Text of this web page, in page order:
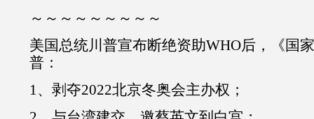
～～～～～～～～～
美国总统川普宣布断绝资助WHO后，《国
普：
1、剥夺2022北京冬奥会主办权；